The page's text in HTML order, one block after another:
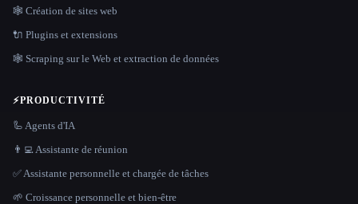
🕸 Création de sites web
🔌 Plugins et extensions
🕸️ Scraping sur le Web et extraction de données
⚡PRODUCTIVITÉ
🦾 Agents d'IA
👨‍💻 Assistante de réunion
✅ Assistante personnelle et chargée de tâches
🌱 Croissance personnelle et bien-être